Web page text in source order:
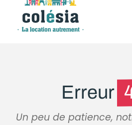
Erreur
Un peu de patience,